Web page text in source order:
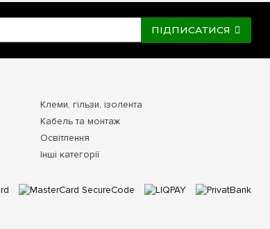
ПІДПИСАТИСЯ
Клеми, гільзи, ізолента
Кабель та монтаж
Освітлення
Інші категорії